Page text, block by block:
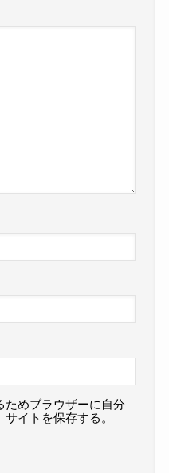
ためブラウザーに自分
イトを保存する。